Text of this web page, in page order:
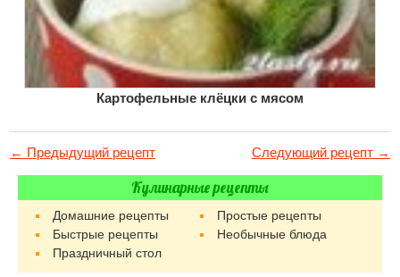
Картофельные клёцки с мясом
← Предыдущий рецепт Следующий рецепт →
Кулинарные рецепты
Домашние рецепты
Простые рецепты
Быстрые рецепты
Необычные блюда
Праздничный стол